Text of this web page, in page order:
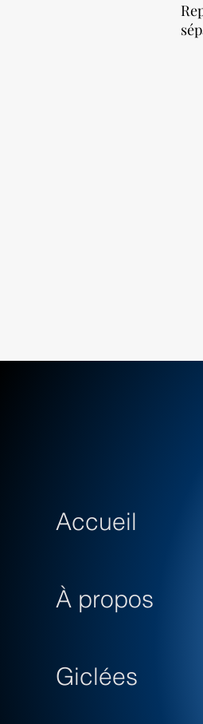
Accueil
À propos
Giclées